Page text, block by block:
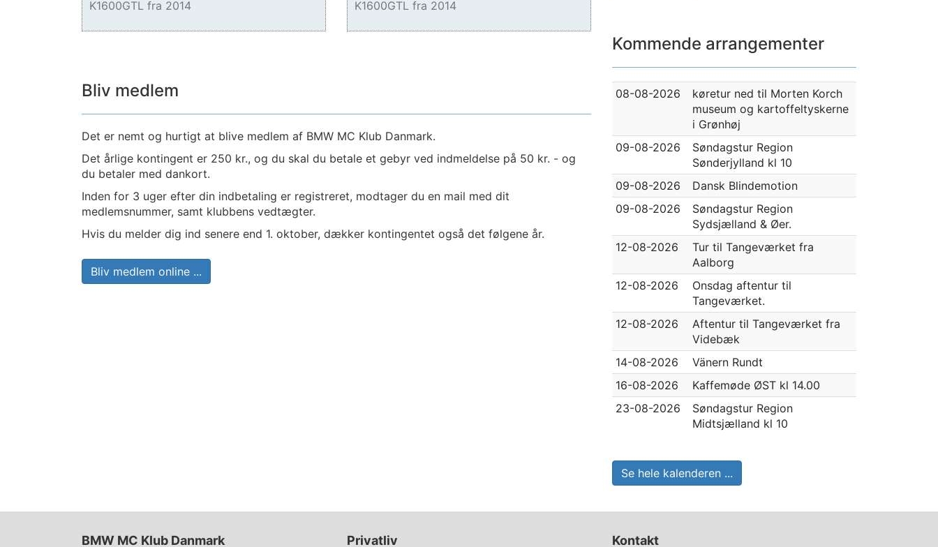
K1600GTL fra 2014
K1600GTL fra 2014
Bliv medlem
Det er nemt og hurtigt at blive medlem af BMW MC Klub Danmark.
Det årlige kontingent er 250 kr., og du skal du betale et gebyr ved indmeldelse på 50 kr. - og
du betaler med dankort.
Inden for 3 uger efter din indbetaling er registreret, modtager du en mail med dit
medlemsnummer, samt klubbens vedtægter.
Hvis du melder dig ind senere end 1. oktober, dækker kontingentet også det følgene år.
Bliv medlem online ...
Kommende arrangementer
08-08-2026
køretur ned til Morten Korch
museum og kartoffeltyskerne
i Grønhøj
09-08-2026
Søndagstur Region
Sønderjylland kl 10
09-08-2026
Dansk Blindemotion
09-08-2026
Søndagstur Region
Sydsjælland & Øer.
12-08-2026
Tur til Tangeværket fra
Aalborg
12-08-2026
Onsdag aftentur til
Tangeværket.
12-08-2026
Aftentur til Tangeværket fra
Videbæk
14-08-2026
Vänern Rundt
16-08-2026
Kaffemøde ØST kl 14.00
23-08-2026
Søndagstur Region
Midtsjælland kl 10
Se hele kalenderen ...
BMW MC Klub Danmark Privatliv Kontakt